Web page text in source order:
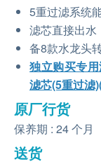
5重过滤系统
滤芯直接出水
备8款水龙头
独立购买专
滤芯(5重过滤
原厂行货
保养期 : 24 个月
送货